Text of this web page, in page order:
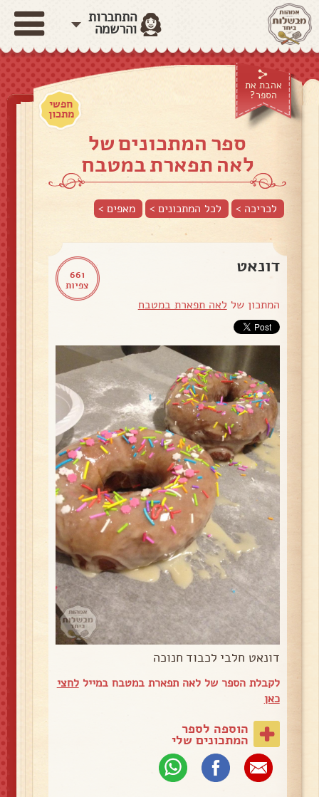
התחברות
והרשמה
אהבת את
הספר?
חפשי
מתכון
ספר המתכונים של
לאה תפארת במטבח
לכריכה > לכל המתכונים > מאפים>
661
צפיות
דונאט
המתכון של לאה תפארת במטבח
דונאט חלבי לכבוד חנוכה
לקבלת הספר של לאה תפארת במטבח במייללחצי
כאן
הוספה לספר
המתכונים שלי